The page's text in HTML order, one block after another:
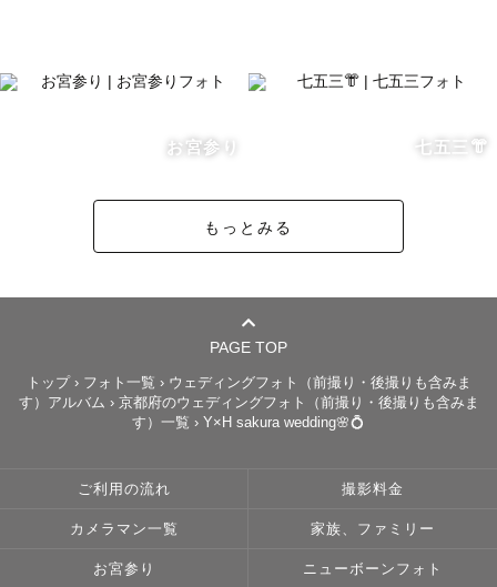
にお仕上げをさせていただきます✨
୨୧┈┈┈┈┈┈┈┈┈┈┈┈┈┈┈┈┈┈┈┈┈┈୨୧
対応エリア外で交通費が3000円を超える場合、追加で交通
費・出張費をご負担頂く場合がございます。
せていただきます。
県、滋賀県の北側や東側、近畿以外など)
お宮参り 七五三👘
もっとみる
PAGE TOP
トップ› フォト一覧 › ウェディングフォト（前撮り・後撮りも含みま
す）アルバム › 京都府のウェディングフォト（前撮り・後撮りも含みま
す）一覧 › Y×H sakura wedding🌸💍
ご利用の流れ 撮影料金
カメラマン一覧 家族、ファミリー
お宮参り ニューボーンフォト